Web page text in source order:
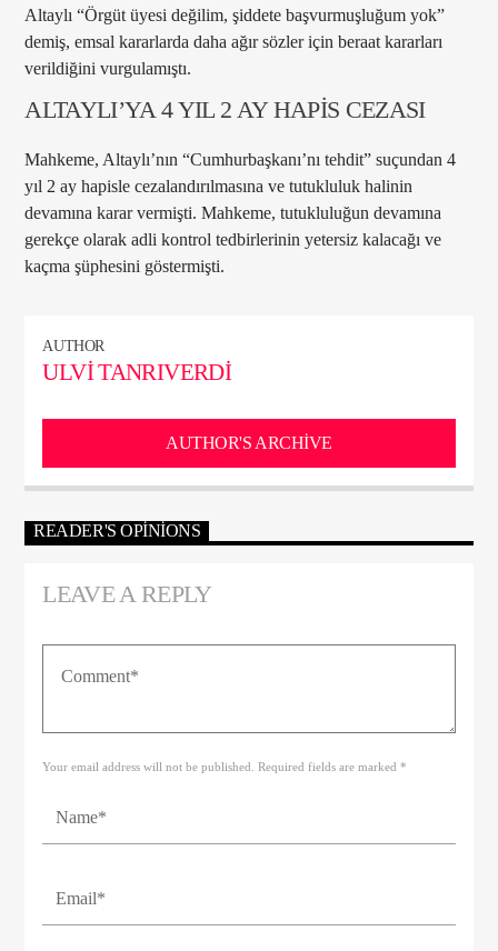
Altaylı “Örgüt üyesi değilim, şiddete başvurmuşluğum yok”
demiş, emsal kararlarda daha ağır sözler için beraat kararları
verildiğini vurgulamıştı.
ALTAYLI’YA 4 YIL 2 AY HAPİS CEZASI
Mahkeme, Altaylı’nın “Cumhurbaşkanı’nı tehdit” suçundan 4
yıl 2 ay hapisle cezalandırılmasına ve tutukluluk halinin
devamına karar vermişti. Mahkeme, tutukluluğun devamına
gerekçe olarak adli kontrol tedbirlerinin yetersiz kalacağı ve
kaçma şüphesini göstermişti.
AUTHOR
ULVI TANRIVERDI
AUTHOR'S ARCHIVE
READER'S OPINIONS
LEAVE A REPLY
Your email address will not be published. Required fields are marked *